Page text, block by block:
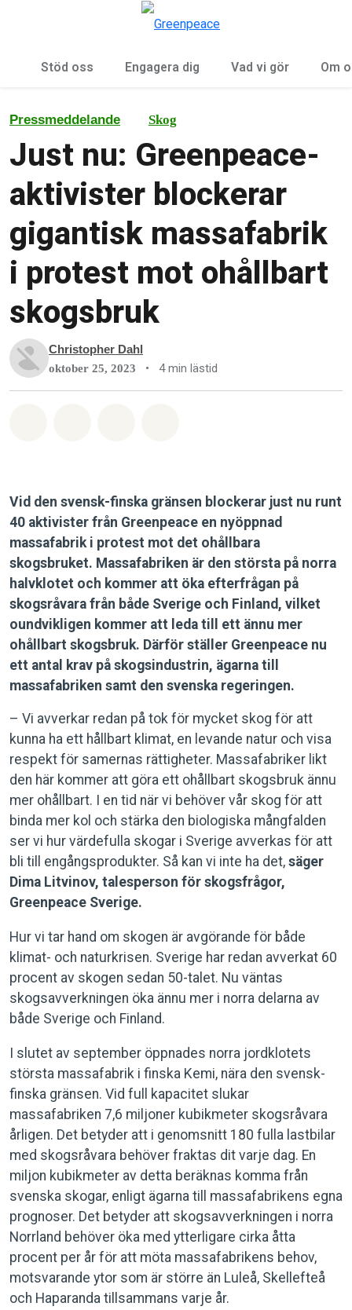
Stöd oss Engagera dig Vad vi gör Om
Pressmeddelande Skog
Just nu: Greenpeace-
aktivister blockerar
gigantisk massafabrik
i protest mot ohållbart
skogsbruk
Christopher Dahl
oktober 25, 2023 • 4 min lästid
Vid den svensk-finska gränsen blockerar just nu runt
40 aktivister från Greenpeace en nyöppnad
massafabrik i protest mot det ohållbara
skogsbruket. Massafabriken är den största på norra
halvklotet och kommer att öka efterfrågan på
skogsråvara från både Sverige och Finland, vilket
oundvikligen kommer att leda till ett ännu mer
ohållbart skogsbruk. Därför ställer Greenpeace nu
ett antal krav på skogsindustrin, ägarna till
massafabriken samt den svenska regeringen.
– Vi avverkar redan på tok för mycket skog för att
kunna ha ett hållbart klimat, en levande natur och visa
respekt för samernas rättigheter. Massafabriker likt
den här kommer att göra ett ohållbart skogsbruk ännu
mer ohållbart. I en tid när vi behöver vår skog för att
binda mer kol och stärka den biologiska mångfalden
ser vi hur värdefulla skogar i Sverige avverkas för att
bli till engångsprodukter. Så kan vi inte ha det, säger
Dima Litvinov, talesperson för skogsfrågor,
Greenpeace Sverige.
Hur vi tar hand om skogen är avgörande för både
klimat- och naturkrisen. Sverige har redan avverkat 60
procent av skogen sedan 50-talet. Nu väntas
skogsavverkningen öka ännu mer i norra delarna av
både Sverige och Finland.
I slutet av september öppnades norra jordklotets
största massafabrik i finska Kemi, nära den svensk-
finska gränsen. Vid full kapacitet slukar
massafabriken 7,6 miljoner kubikmeter skogsråvara
årligen. Det betyder att i genomsnitt 180 fulla lastbilar
med skogsråvara behöver fraktas dit varje dag. En
miljon kubikmeter av detta beräknas komma från
svenska skogar, enligt ägarna till massafabrikens egna
prognoser. Det betyder att skogsavverkningen i norra
Norrland behöver öka med ytterligare cirka åtta
procent per år för att möta massafabrikens behov,
motsvarande ytor som är större än Luleå, Skellefteå
och Haparanda tillsammans varje år.